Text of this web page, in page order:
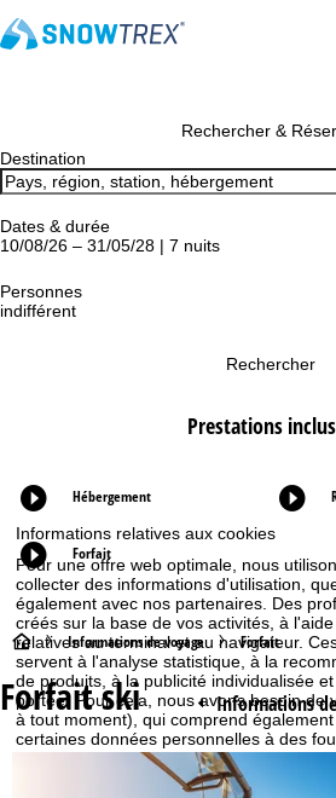
Informations relatives aux cookies
Pour une offre web optimale, nous
collecter des informations d'utilisation,
également avec nos partenaires. Des
créés sur la base de vos activités, à
relatives au terminal et au navigateur.
servent à l'analyse statistique, à la
de produits, à la publicité individualisée
portée. Pour cela, nous avons besoin de
à tout moment), qui comprend
certaines données personnelles à des
pays tiers en dehors de l'Espace
Google ou Microsoft aux États-Unis.
Rechercher &
Destination
Dates & durée
10/08/26 – 31/05/28 | 7 nuits
Personnes
indifférent
Rechercher
Prestations
Hébergement
Forfait
P
a
g
Informations de voyage Forfait
Informations
Forfait ski